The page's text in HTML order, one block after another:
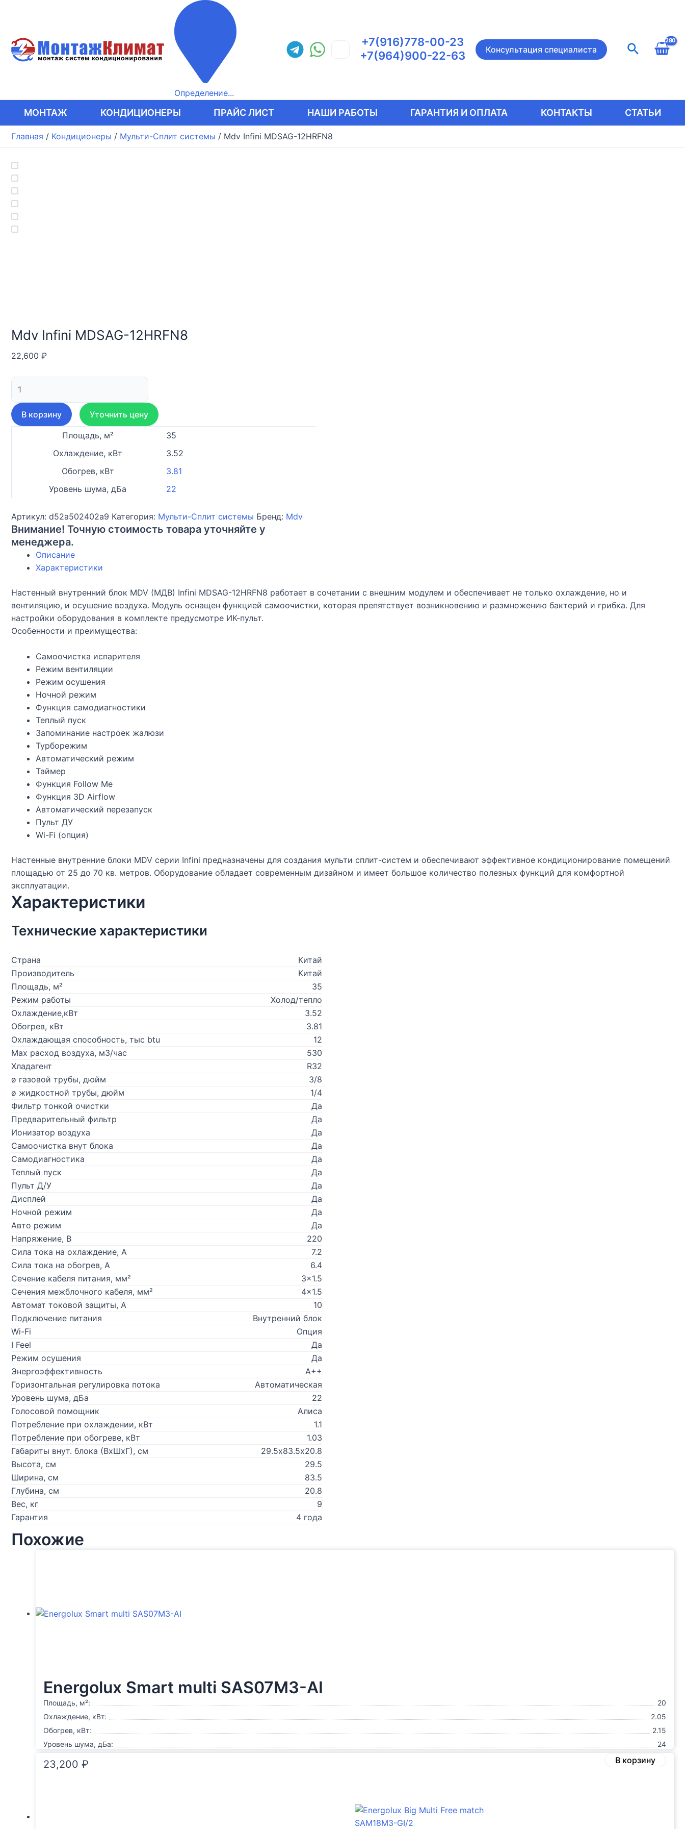
Определение...
+7(916)778-00-23
+7(964)900-22-63
Консультация специалиста Поиск
МОНТАЖ КОНДИЦИОНЕРЫ ПРАЙС ЛИСТ НАШИ РАБОТЫ ГАРАНТИЯ И ОПЛАТА КОНТАКТЫ СТАТЬИ
Главная / Кондиционеры / Мульти-Сплит системы / Mdv Infini MDSAG-12HRFN8
Mdv Infini MDSAG-12HRFN8
22,600 ₽
Количество
товара
Mdv
Infini
В корзину Уточнить цену
Площадь, м²
35
Охлаждение, кВт
3.52
Обогрев, кВт
3.81
Уровень шума, дБа
22
Артикул: d52a502402a9 Категория: Мульти-Сплит системы Бренд: Mdv
Внимание! Точную стоимость товара уточняйте у
менеджера.
Описание
Характеристики
Настенный внутренний блок MDV (МДВ) Infini MDSAG-12HRFN8 работает в сочетании с внешним модулем и обеспечивает не только охлаждение, но и
вентиляцию, и осушение воздуха. Модуль оснащен функцией самоочистки, которая препятствует возникновению и размножению бактерий и грибка. Для
настройки оборудования в комплекте предусмотре ИК-пульт.
Особенности и преимущества:
Самоочистка испарителя
Режим вентиляции
Режим осушения
Ночной режим
Функция самодиагностики
Теплый пуск
Запоминание настроек жалюзи
Турборежим
Автоматический режим
Таймер
Функция Follow Me
Функция 3D Airflow
Автоматический перезапуск
Пульт ДУ
Wi-Fi (опция)
Настенные внутренние блоки MDV серии Infini предназначены для создания мульти сплит-систем и обеспечивают эффективное кондиционирование помещений
площадью от 25 до 70 кв. метров. Оборудование обладает современным дизайном и имеет большое количество полезных функций для комфортной
эксплуатации.
Характеристики
Технические характеристики
Страна
Китай
Производитель
Китай
Площадь, м²
35
Режим работы
Холод/тепло
Охлаждение,кВт
3.52
Обогрев, кВт
3.81
Охлаждающая способность, тыс btu
12
Max расход воздуха, м3/час
530
Хладагент
R32
ø газовой трубы, дюйм
3/8
ø жидкостной трубы, дюйм
1/4
Фильтр тонкой очистки
Да
Предварительный фильтр
Да
Ионизатор воздуха
Да
Самоочистка внут блока
Да
Самодиагностика
Да
Теплый пуск
Да
Пульт Д/У
Да
Дисплей
Да
Ночной режим
Да
Авто режим
Да
Напряжение, В
220
Сила тока на охлаждение, А
7.2
Сила тока на обогрев, А
6.4
Сечение кабеля питания, мм²
3x1.5
Сечения межблочного кабеля, мм²
4x1.5
Автомат токовой защиты, A
10
Подключение питания
Внутренний блок
Wi-Fi
Опция
I Feel
Да
Режим осушения
Да
Энергоэффективность
A++
Горизонтальная регулировка потока
Автоматическая
Уровень шума, дБа
22
Голосовой помощник
Алиса
Потребление при охлаждении, кВт
1.1
Потребление при обогреве, кВт
1.03
Габариты внут. блока (ВхШхГ), см
29.5х83.5х20.8
Высота, см
29.5
Ширина, см
83.5
Глубина, см
20.8
Вес, кг
9
Гарантия
4 года
Похожие
Energolux Smart multi SAS07M3-AI
Площадь, м²:
20
Охлаждение, кВт:
2.05
Обогрев, кВт:
2.15
Уровень шума, дБа:
24
23,200 ₽ В корзину